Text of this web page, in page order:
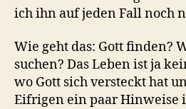
ich ihn auf jeden Fall noch
Wie geht das: Gott finden?
suchen? Das Leben ist ja
wo Gott sich versteckt hat
Eifrigen ein paar Hinweise